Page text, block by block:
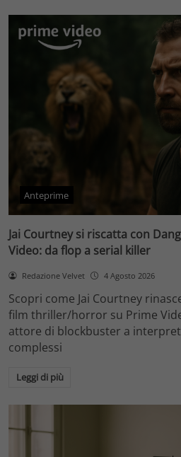
Anteprime
Jai Courtney si riscatta con
Video: da flop a serial killer
Redazione Velvet 4 Agosto 2026
Scopri come Jai Courtney
film thriller/horror su Prime
attore di blockbuster a
complessi
Leggi di più